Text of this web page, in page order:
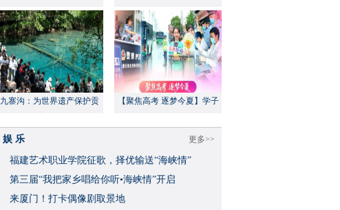
九寨沟：为世界遗产保护贡
【聚焦高考 逐梦今夏】学子
更多>>
娱 乐
福建艺术职业学院征歌，择优输送“海峡情”
​第三届“我把家乡唱给你听•海峡情”开启
来厦门！打卡偶像剧取景地